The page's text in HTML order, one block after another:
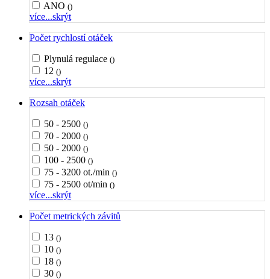
ANO ()
více...skrýt
Počet rychlostí otáček
Plynulá regulace ()
12 ()
více...skrýt
Rozsah otáček
50 - 2500 ()
70 - 2000 ()
50 - 2000 ()
100 - 2500 ()
75 - 3200 ot./min ()
75 - 2500 ot/min ()
více...skrýt
Počet metrických závitů
13 ()
10 ()
18 ()
30 ()